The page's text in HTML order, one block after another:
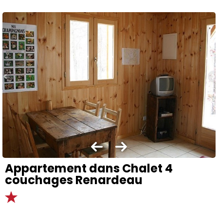
Appartement dans Chalet 4
couchages Renardeau